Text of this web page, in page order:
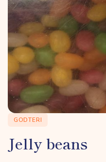
GODTERI
Jelly beans